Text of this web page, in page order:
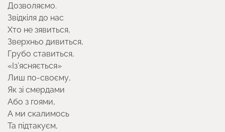
Дозволяємо.
Звідкіля до нас
Хто не зявиться,
Зверхньо дивиться,
Грубо ставиться,
«Із’ясняється»
Лиш по-своєму,
Як зі смердами
Або з гоями,
А ми скалимось
Та підтакуєм,